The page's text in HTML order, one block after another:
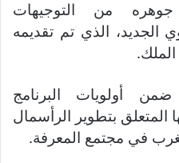
من التوجيهات
الجديد، الذي تم تقديمه
أولويات البرنامج
بتطوير الرأسمال
في مجتمع المعرفة.